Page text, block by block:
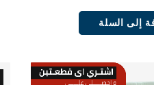
إلى السلة